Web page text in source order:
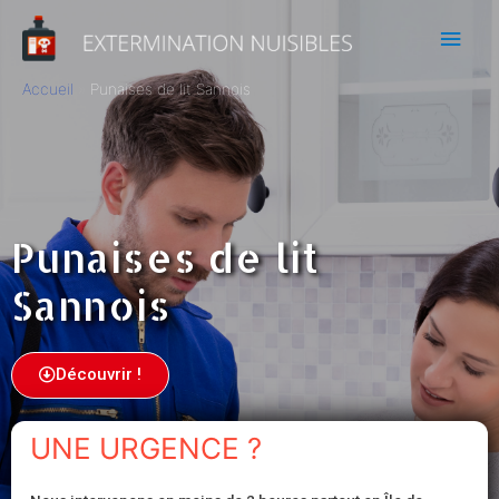
Accueil Punaises de lit Sannois
Punaises de lit
Sannois
Découvrir !
UNE URGENCE ?